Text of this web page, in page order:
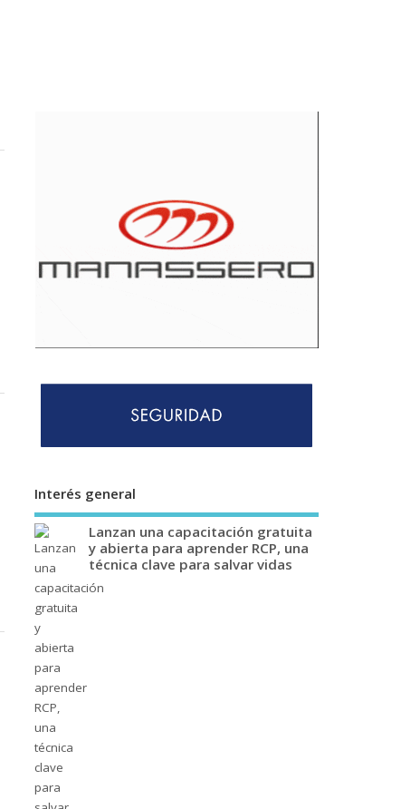
Interés general
Lanzan una capacitación gratuita
y abierta para aprender RCP, una
técnica clave para salvar vidas